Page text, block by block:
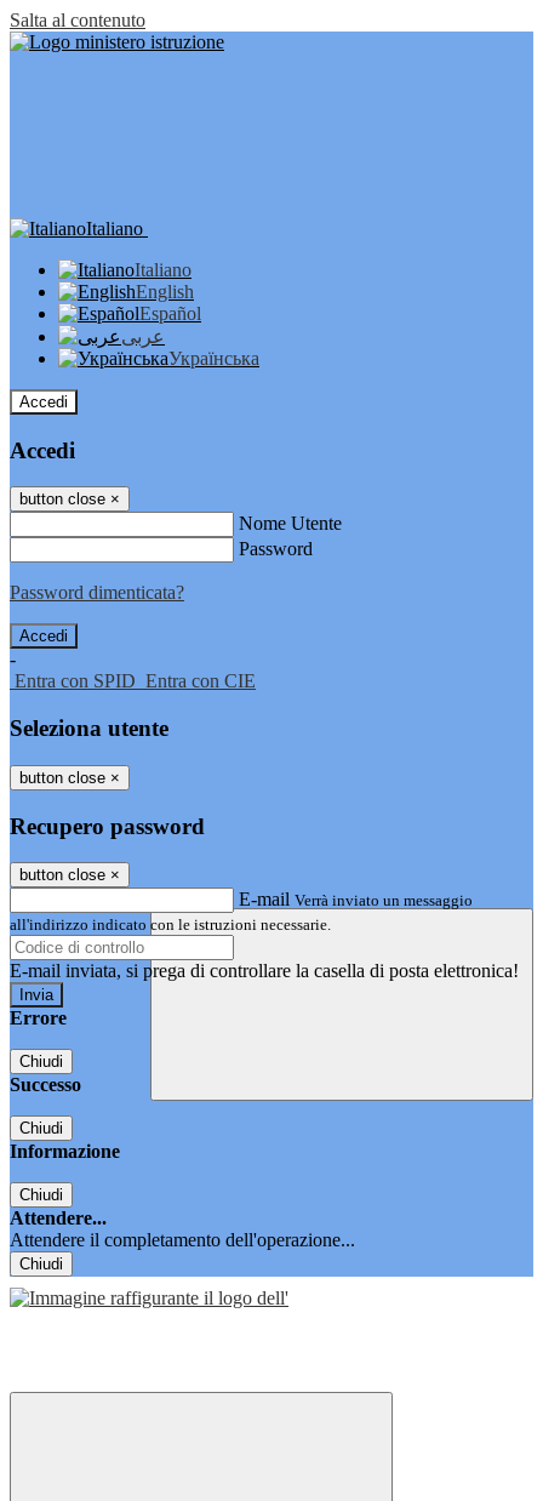
Salta al contenuto
Italiano
Italiano
English
Español
عربى
Українська
Accedi
Accedi
button close ×
Nome Utente
Password
Password dimenticata?
-
Entra con SPID Entra con CIE
Seleziona utente
button close ×
Recupero password
button close ×
E-mail Verrà inviato un messaggio
all'indirizzo indicato con le istruzioni necessarie.
E-mail inviata, si prega di controllare la casella di posta elettronica!
Errore
Chiudi
Successo
Chiudi
Informazione
Chiudi
Attendere...
Attendere il completamento dell'operazione...
Chiudi